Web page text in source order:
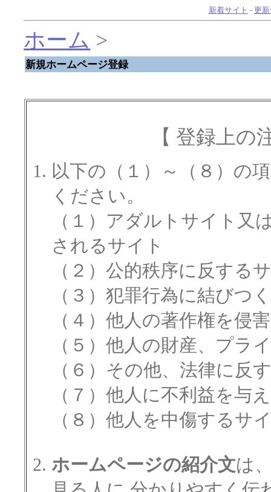
新着サイト - 更
ホーム >
新規ホームページ登録
【 登録上の
以下の（１）～（８）の
ください。
（１）アダルトサイト又
されるサイト
（２）公的秩序に反する
（３）犯罪行為に結びつ
（４）他人の著作権を侵
（５）他人の財産、プラ
（６）その他、法律に反
（７）他人に不利益を与
（８）他人を中傷するサ
ホームページの紹介文は